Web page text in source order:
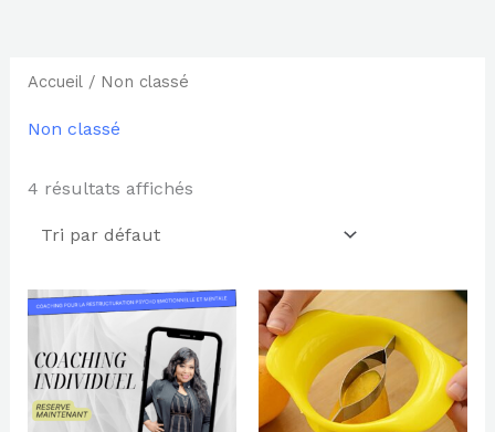
Accueil/ Non classé
Non classé
4 résultats affichés